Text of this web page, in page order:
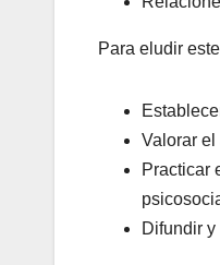
Para eludir
Valorar
Practicar
Difundir